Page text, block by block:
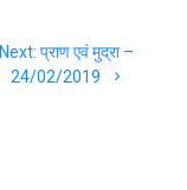
Next: Next
post:
प्राण एवं मुद्रा –
24/02/2019